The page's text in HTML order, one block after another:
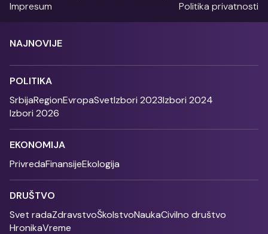
Impresum
Politika privatnosti
NAJNOVIJE
POLITIKA
SrbijaRegionEvropaSvetIzbori 2023Izbori 2024
Izbori 2026
EKONOMIJA
PrivredaFinansijeEkologija
DRUŠTVO
Svet radaZdravstvoŠkolstvoNaukaCivilno društvo
HronikaVreme